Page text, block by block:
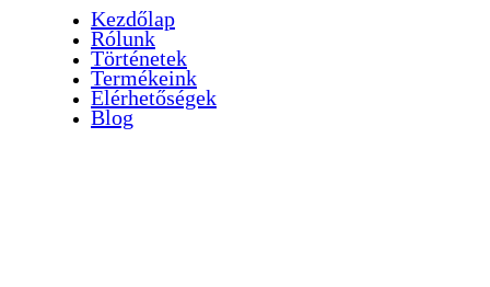
Kezdőlap
Rólunk
Történetek
Termékeink
Elérhetőségek
Blog